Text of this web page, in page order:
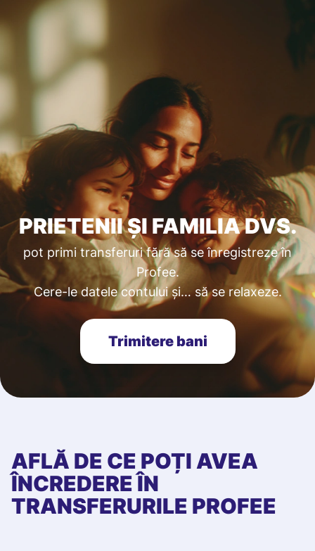
PRIETENII ȘI FAMILIA DVS.
pot primi transferuri fără să se înregistreze în
Profee.
Cere-le datele contului și… să se relaxeze.
Trimitere bani
AFLĂ DE CE POȚI AVEA
ÎNCREDERE ÎN
TRANSFERURILE PROFEE